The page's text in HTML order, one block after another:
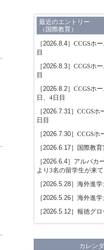
最近のエントリー
（国際教育）
［2026.8.4］ CCGSホ
目
［2026.8.3］ CCGSホ
目
［2026.8.2］ CCGSホ
日、4日目
［2026.7.31］ CCGSホ
日目
［2026.7.30］ CCGSホ
［2026.6.17］
国際教育
［2026.6.4］ アルバカ
より3名の留学生が来て
［2026.5.28］ 海外進学
［2026.5.26］ 海外進学
［2026.5.12］ 報徳グロ
カレン